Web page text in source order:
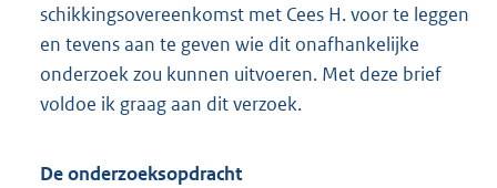
schikkingsovereenkomst met Cees H. voor te leggen
en tevens aan te geven wie dit onafhankelijke
onderzoek zou kunnen uitvoeren. Met deze brief
voldoe ik graag aan dit verzoek.
De onderzoeksopdracht